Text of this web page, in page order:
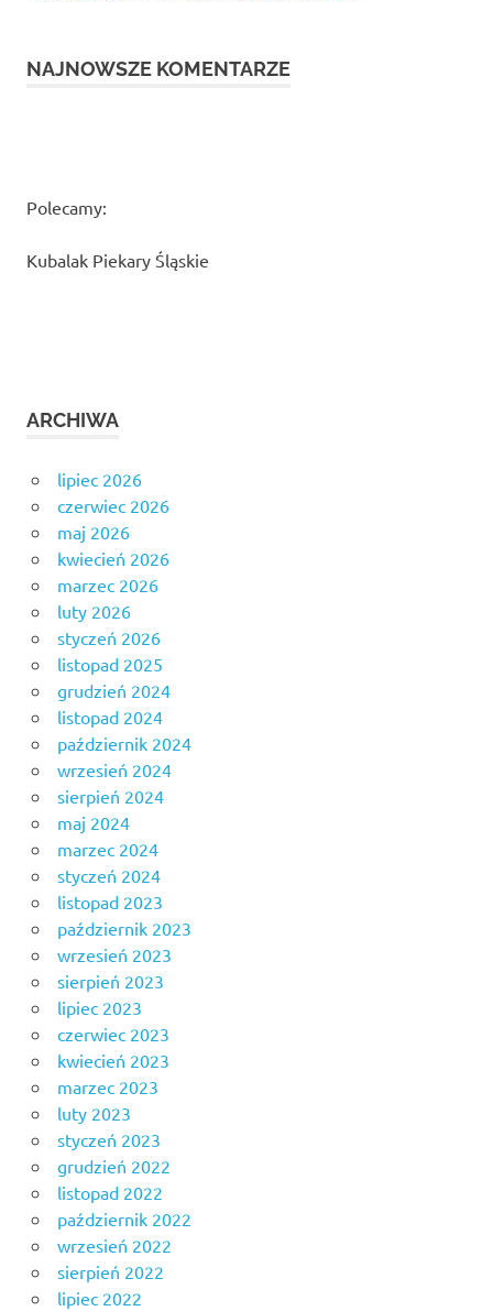
NAJNOWSZE KOMENTARZE
Polecamy:
Kubalak Piekary Śląskie
ARCHIWA
lipiec 2026
czerwiec 2026
maj 2026
kwiecień 2026
marzec 2026
luty 2026
styczeń 2026
listopad 2025
grudzień 2024
listopad 2024
październik 2024
wrzesień 2024
sierpień 2024
maj 2024
marzec 2024
styczeń 2024
listopad 2023
październik 2023
wrzesień 2023
sierpień 2023
lipiec 2023
czerwiec 2023
kwiecień 2023
marzec 2023
luty 2023
styczeń 2023
grudzień 2022
listopad 2022
październik 2022
wrzesień 2022
sierpień 2022
lipiec 2022